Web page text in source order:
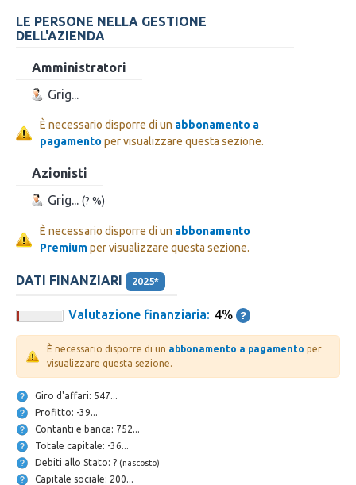
LE PERSONE NELLA GESTIONE
DELL'AZIENDA
Amministratori
Grig...
È necessario disporre di un abbonamento a
pagamento per visualizzare questa sezione.
Azionisti
Grig... (? %)
È necessario disporre di un abbonamento
Premiumper visualizzare questa sezione.
DATI FINANZIARI 2025*
Valutazione finanziaria: 4%
È necessario disporre di un abbonamento a pagamento per
visualizzare questa sezione.
Giro d'affari: 547...
Profitto: -39...
Contanti e banca: 752...
Totale capitale: -36...
Debiti allo Stato: ? (nascosto)
Capitale sociale: 200...